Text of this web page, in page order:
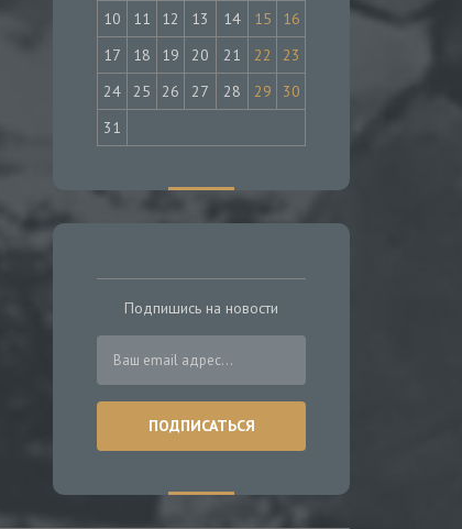
10
11 12 13 14 15
16
17
18 19 20 21 22
23
24
25 26 27 28 29
30
31
Подпишись на новости